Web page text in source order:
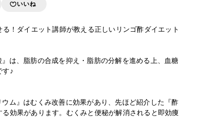
いいね
！ダイエット講師が教える正しいリンゴ酢ダイエット
は、脂肪の合成を抑え・脂肪の分解を進める上、血糖
す♪
ム』はむくみ改善に効果があり、先ほど紹介した『酢
効果があります。むくみと便秘が解消されると即効痩